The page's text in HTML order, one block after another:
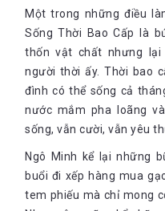
Một trong những điều
Sống Thời Bao Cấp là
thốn vật chất nhưng
người thời ấy. Thời bao
đình có thể sống cả
nước mắm pha loãng
sống, vẫn cười, vẫn yêu
Ngô Minh kể lại những
buổi đi xếp hàng mua
tem phiếu mà chỉ mong